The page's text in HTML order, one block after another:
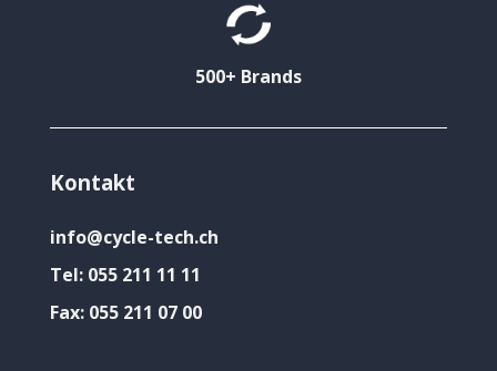
500+ Brands
Kontakt
info@cycle-tech.ch
Tel: 055 211 11 11
Fax: 055 211 07 00